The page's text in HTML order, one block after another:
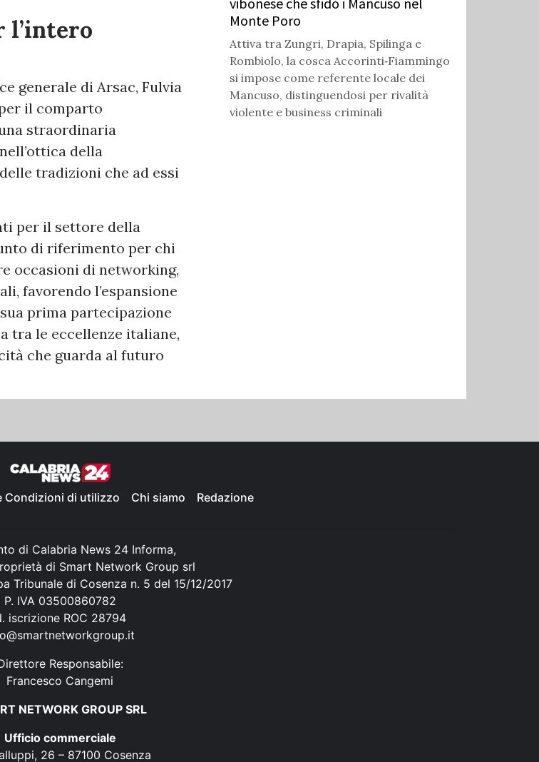
l’intero
generale di Arsac, Fulvia
il comparto
straordinaria
della
tradizioni che ad essi
per il settore della
di riferimento per chi
occasioni di networking,
favorendo l’espansione
prima partecipazione
tra le eccellenze italiane,
che guarda al futuro
Monte Poro
Attiva tra Zungri, Drapia, Spilinga e
Rombiolo, la cosca Accorinti‑Fiammingo
si impose come referente locale dei
Mancuso, distinguendosi per rivalità
violente e business criminali
Condizioni di utilizzo Chi siamo Redazione
di Calabria News 24 Informa,
di Smart Network Group srl
Tribunale di Cosenza n. 5 del 15/12/2017
P. IVA 03500860782
iscrizione ROC 28794
Responsabile:
Francesco Cangemi
NETWORK GROUP SRL
Ufficio commerciale
26 – 87100 Cosenza